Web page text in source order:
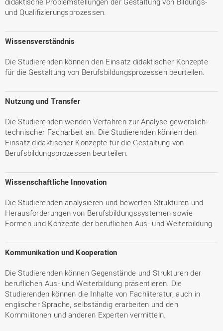
und Qualifizierungsprozessen.
Wissensverständnis
Die Studierenden können den Einsatz didaktischer Konzepte
für die Gestaltung von Berufsbildungsprozessen beurteilen.
Nutzung und Transfer
Die Studierenden wenden Verfahren zur Analyse gewerblich-
technischer Facharbeit an. Die Studierenden können den
Einsatz didaktischer Konzepte für die Gestaltung von
Berufsbildungsprozessen beurteilen.
Wissenschaftliche Innovation
Die Studierenden analysieren und bewerten Strukturen und
Herausforderungen von Berufsbildungssystemen sowie
Formen und Konzepte der beruflichen Aus- und Weiterbildung.
Kommunikation und Kooperation
Die Studierenden können Gegenstände und Strukturen der
beruflichen Aus- und Weiterbildung präsentieren. Die
Studierenden können die Inhalte von Fachliteratur, auch in
englischer Sprache, selbständig erarbeiten und den
Kommilitonen und anderen Experten vermitteln.